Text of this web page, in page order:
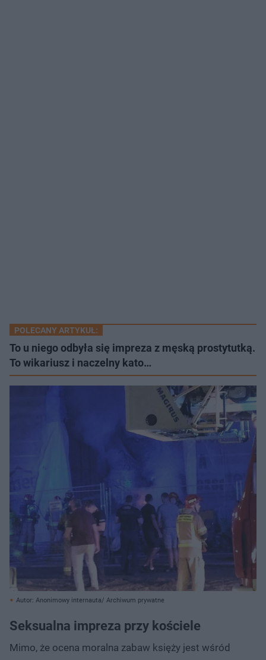
POLECANY ARTYKUŁ:
To u niego odbyła się impreza z męską prostytutką.
To wikariusz i naczelny kato…
Autor: Anonimowy internauta/ Archiwum prywatne
Seksualna impreza przy kościele
Mimo, że ocena moralna zabaw księży jest wśród